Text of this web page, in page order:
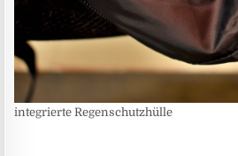
integrierte Regenschutzhülle